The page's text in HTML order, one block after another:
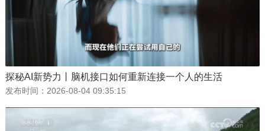
探秘AI新势力丨脑机接口如何重新连接一个人的生活
发布时间： 2026-08-04 09:35:15